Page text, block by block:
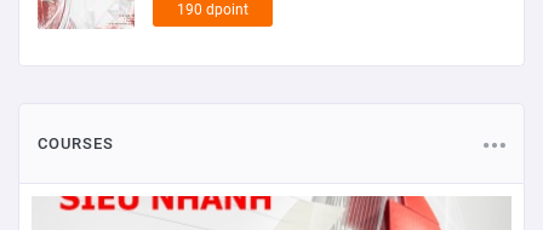
190 dpoint
COURSES